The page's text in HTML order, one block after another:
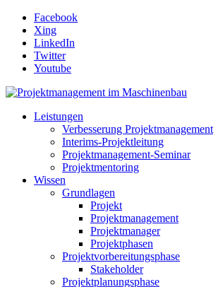
Facebook
Xing
LinkedIn
Twitter
Youtube
Leistungen
Verbesserung Projektmanagement
Interims-Projektleitung
Projektmanagement-Seminar
Projektmentoring
Wissen
Grundlagen
Projekt
Projektmanagement
Projektmanager
Projektphasen
Projektvorbereitungsphase
Stakeholder
Projektplanungsphase